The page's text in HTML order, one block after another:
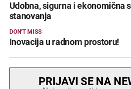
Udobna, sigurna i ekonomična
stanovanja
DON'T MISS
Inovacija u radnom prostoru!
PRIJAVI SE NA